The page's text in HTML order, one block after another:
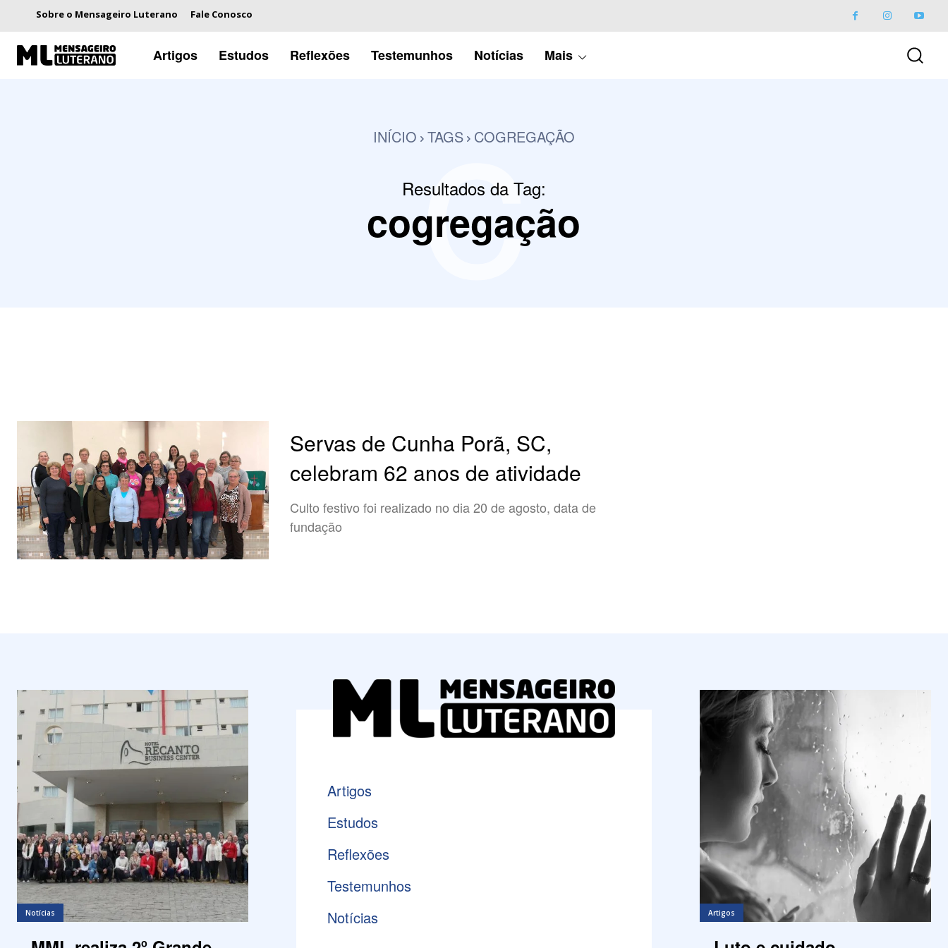
Sobre o Mensageiro Luterano Fale Conosco
Artigos Estudos Reflexões Testemunhos Notícias Mais
INÍCIO TAGS COGREGAÇÃO
Resultados da Tag:
cogregação
c
Servas de Cunha Porã, SC,
celebram 62 anos de atividade
Culto festivo foi realizado no dia 20 de agosto, data de
fundação
Notícias
Artigos
Estudos
Reflexões
Testemunhos
Notícias
Artigos